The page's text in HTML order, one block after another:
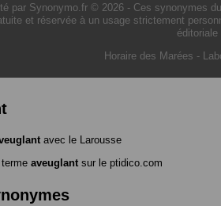
par Synonymo.fr © 2026 - Ces synonymes
et réservée à un usage strictement
Horaire des Marées -
avec le Larousse
aveuglant sur le ptidico.com